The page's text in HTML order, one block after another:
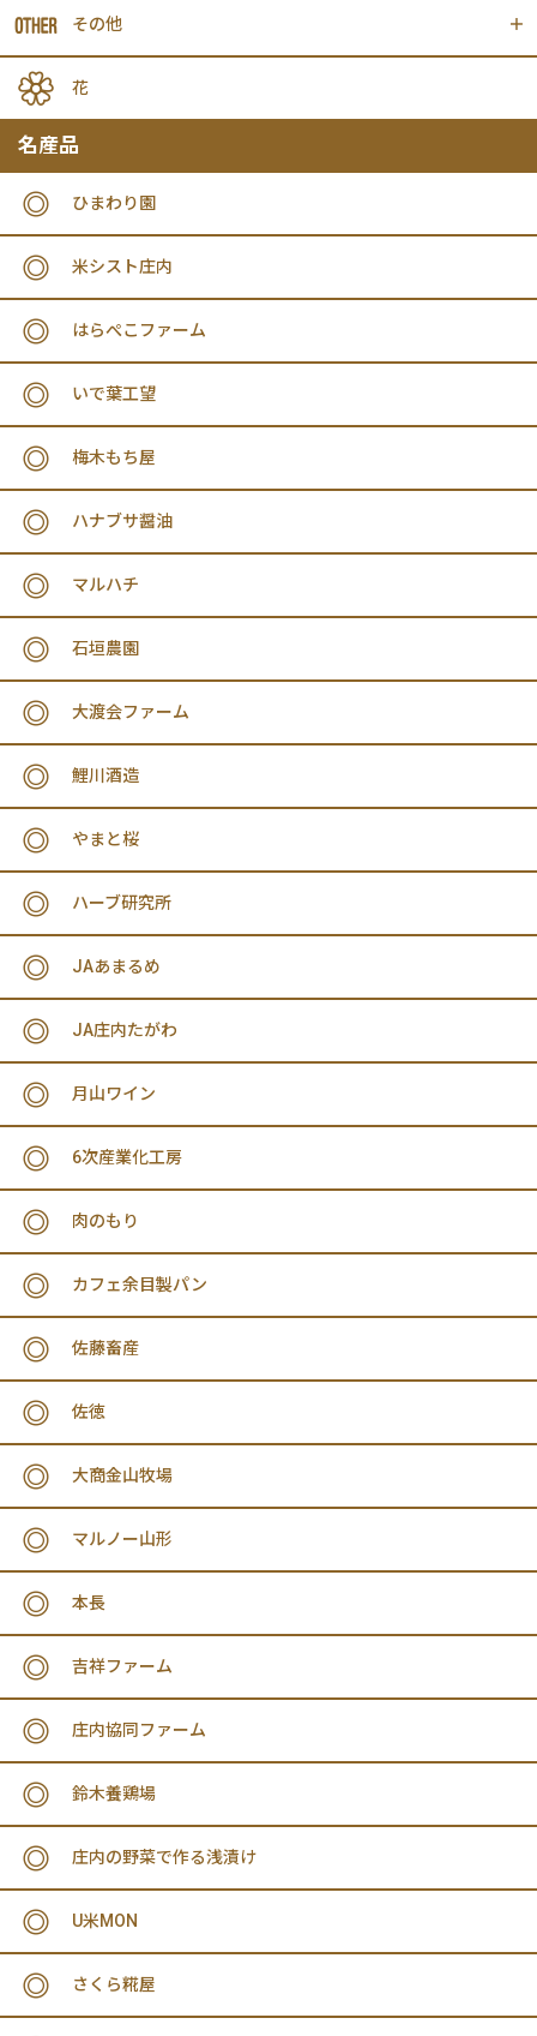
その他
花
名産品
ひまわり園
米シスト庄内
はらぺこファーム
いで葉工望
梅木もち屋
ハナブサ醤油
マルハチ
石垣農園
大渡会ファーム
鯉川酒造
やまと桜
ハーブ研究所
JAあまるめ
JA庄内たがわ
月山ワイン
6次産業化工房
肉のもり
カフェ余目製パン
佐藤畜産
佐徳
大商金山牧場
マルノー山形
本長
吉祥ファーム
庄内協同ファーム
鈴木養鶏場
庄内の野菜で作る浅漬け
U米MON
さくら糀屋